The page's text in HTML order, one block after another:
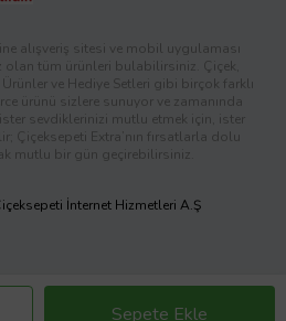
Sepete Ekle
alışveriş sitesi ve mobil uygulaması
olan tüm ürünleri bulabilirsiniz. Çiçek,
ve Hediye Setleri gibi birçok farklı
ürünü sizlere sunuyor ve zamanında
sevdiklerinizi mutlu etmek için, ister
Çiçeksepeti Extra’nın fırsatlarla dolu
mutlu bir gün geçirebilirsiniz.
İnternet Hizmetleri A.Ş